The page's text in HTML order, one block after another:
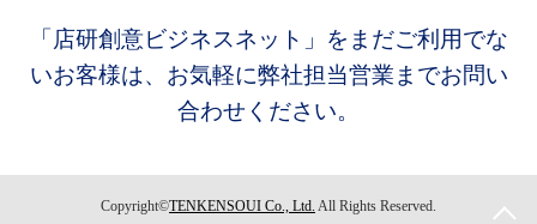
「店研創意ビジネスネット」をまだご利用でな
いお客様は、お気軽に弊社担当営業までお問い
合わせください。
Copyright©TENKENSOUI Co., Ltd. All Rights Reserved.